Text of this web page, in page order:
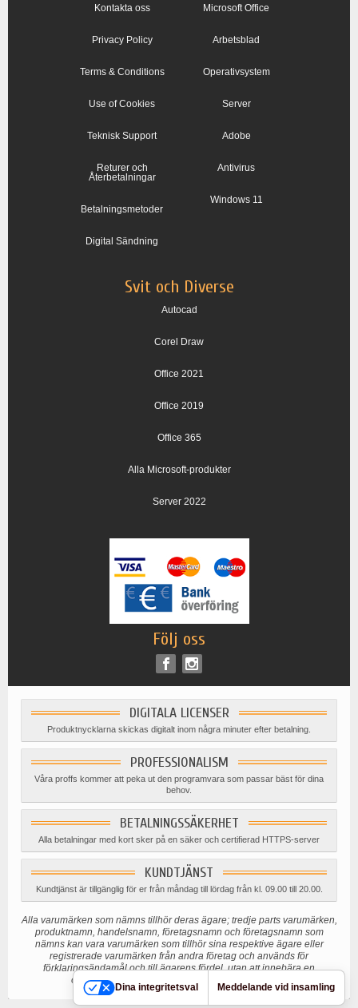
Kontakta oss
Privacy Policy
Terms & Conditions
Use of Cookies
Teknisk Support
Returer och
Återbetalningar
Betalningsmetoder
Digital Sändning
Microsoft Office
Arbetsblad
Operativsystem
Server
Adobe
Antivirus
Windows 11
Svit och Diverse
Autocad
Corel Draw
Office 2021
Office 2019
Office 365
Alla Microsoft-produkter
Server 2022
Följ oss
DIGITALA LICENSER
Produktnycklarna skickas digitalt inom några minuter efter betalning.
PROFESSIONALISM
Våra proffs kommer att peka ut den programvara som passar bäst för dina
behov.
BETALNINGSSÄKERHET
Alla betalningar med kort sker på en säker och certifierad HTTPS-server
KUNDTJÄNST
Kundtjänst är tillgänglig för er från måndag till lördag från kl. 09.00 till 20.00.
Alla varumärken som nämns tillhör deras ägare; tredje parts varumärken,
produktnamn, handelsnamn, företagsnamn och företagsnamn som
nämns kan vara varumärken som tillhör sina respektive ägare eller
registrerade varumärken från andra företag och används för
förklaringsändamål och till ägarens fördel, utan att innebära en
överträdelse av gällande upphovsrättslagstiftning.
Dina integritetsval Meddelande vid insamling